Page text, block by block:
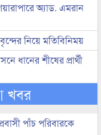
অ্যাড. এমরান
নিয়ে মতিবিনিময়
ধানের শীষের প্রার্থী
খবর
পাঁচ পরিবারকে